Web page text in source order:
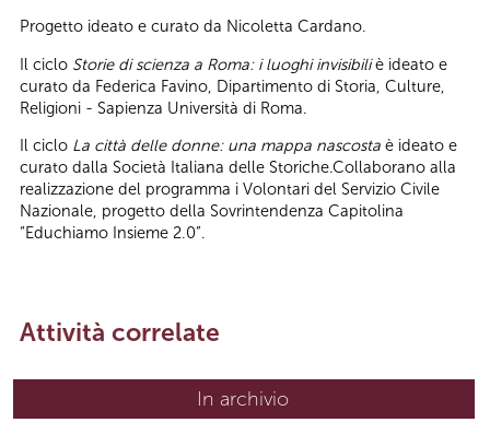
Progetto ideato e curato da Nicoletta Cardano.
Il ciclo Storie di scienza a Roma: i luoghi invisibiliè ideato e
curato da Federica Favino, Dipartimento di Storia, Culture,
Religioni - Sapienza Università di Roma.
Il ciclo La città delle donne: una mappa nascosta è ideato e
curato dalla Società Italiana delle Storiche.Collaborano alla
realizzazione del programma i Volontari del Servizio Civile
Nazionale, progetto della Sovrintendenza Capitolina
“Educhiamo Insieme 2.0”.
Attività correlate
In archivio